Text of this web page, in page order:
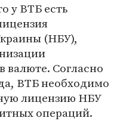
у ВТБ есть
(НБУ),
валюте. Согласно
ВТБ необходимо
лицензию НБУ
операций.